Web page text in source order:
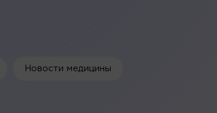
Новости медицины